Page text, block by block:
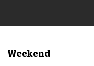
Weekend